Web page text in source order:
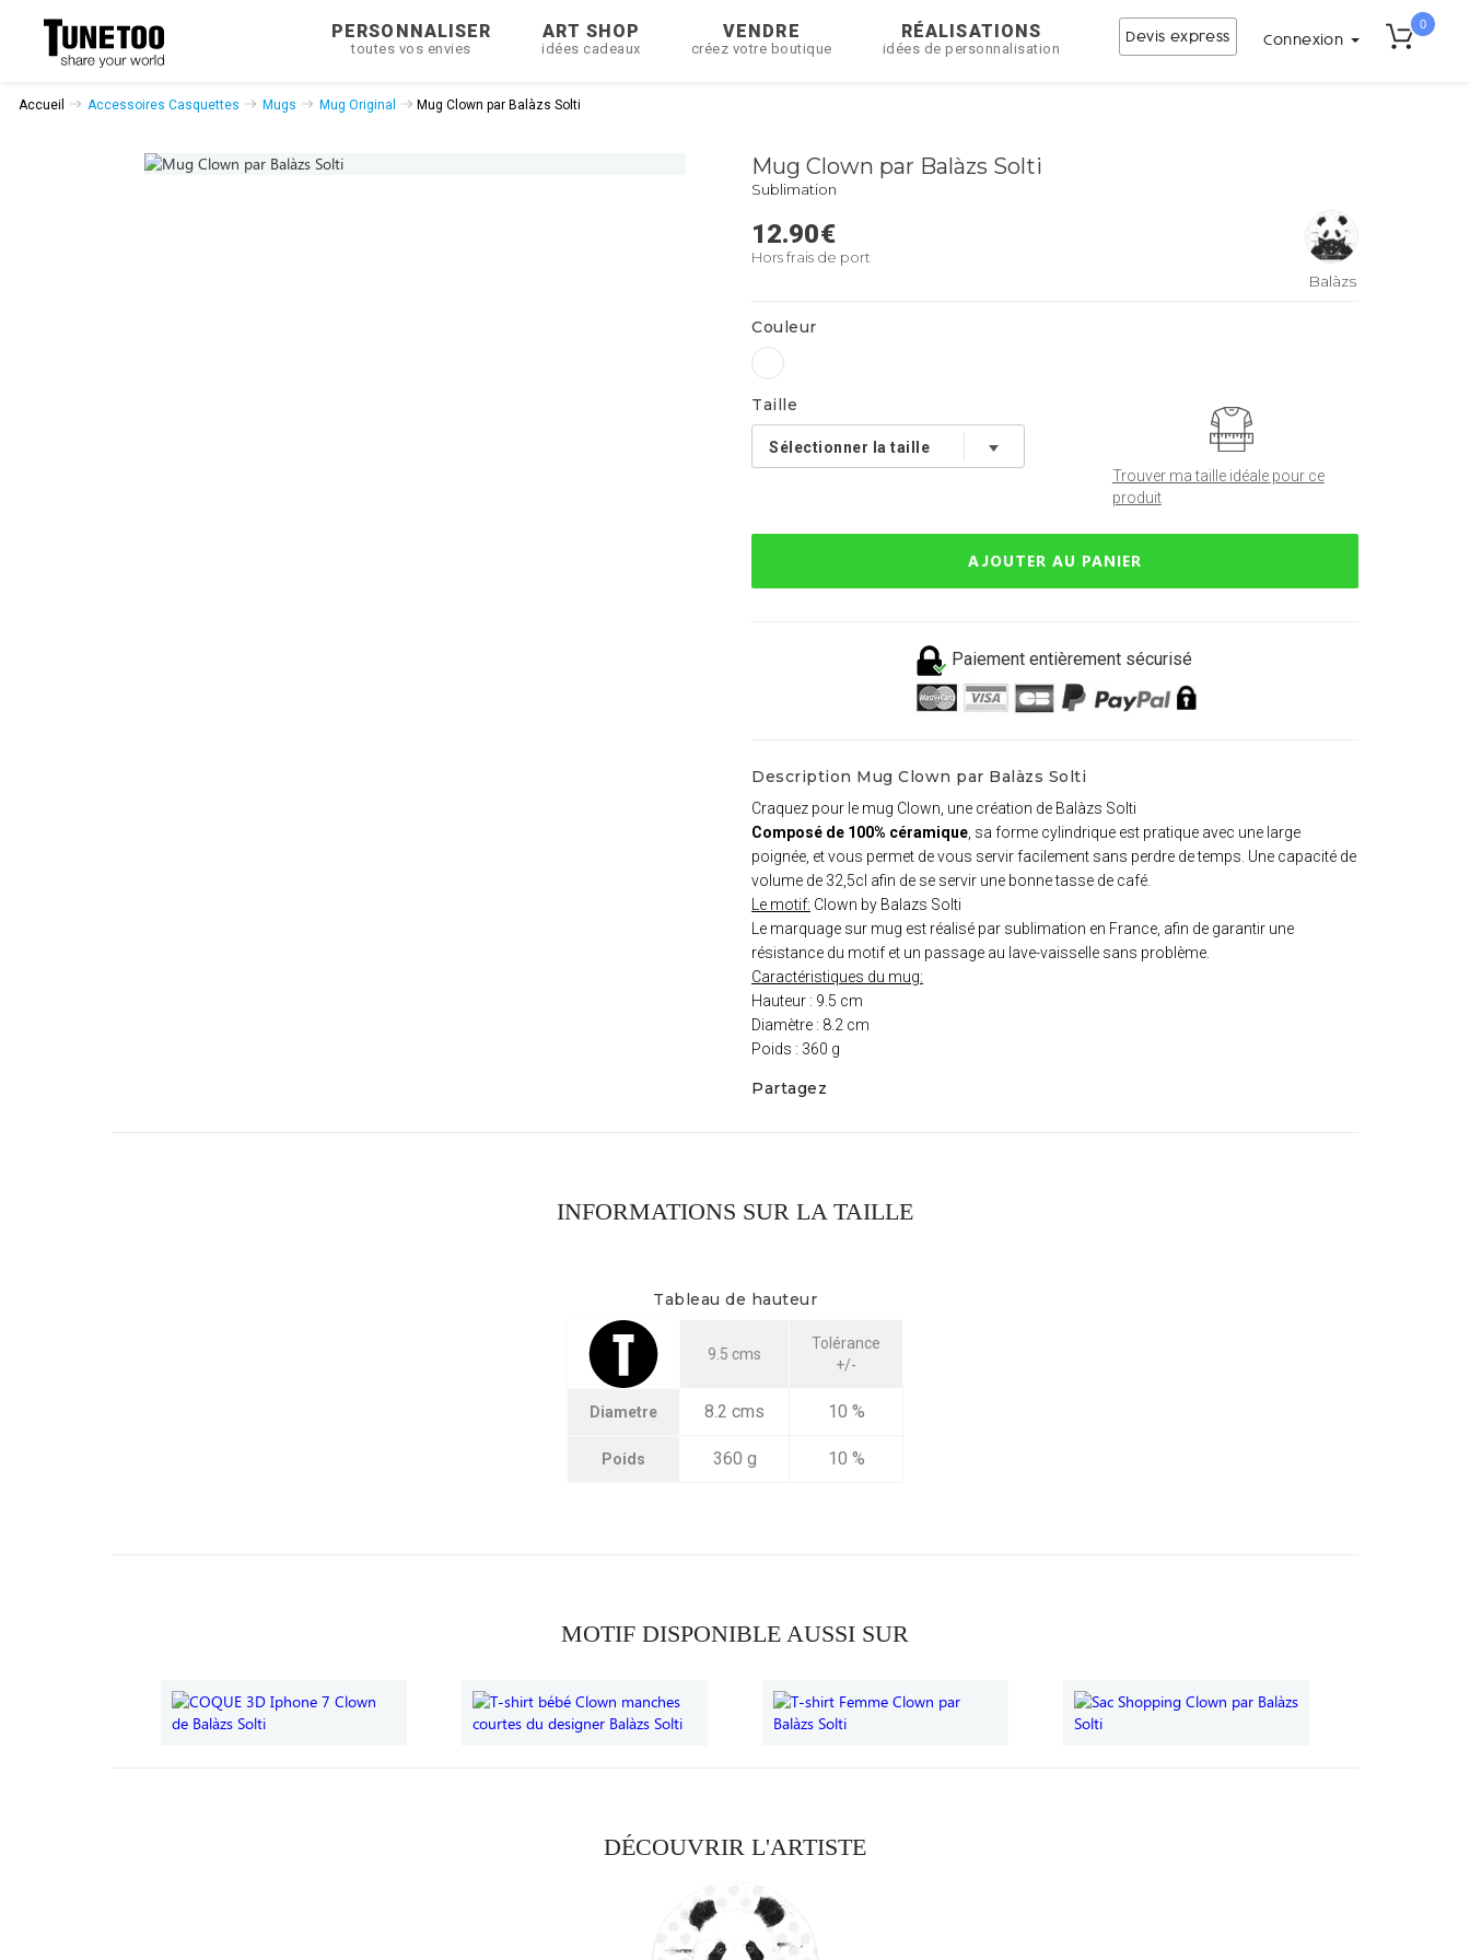
PERSONNALISER
toutes vos envies
ART SHOP
idées cadeaux
VENDRE
créez votre boutique
RÉALISATIONS
idées de personnalisation
Devis express Connexion
0
Accueil Accessoires Casquettes Mugs Mug Original Mug Clown par Balàzs Solti
Mug Clown par Balàzs Solti
Sublimation
12.90€
Hors frais de port
Balàzs
Couleur
Taille
Trouver ma taille idéale pour ce
produit
AJOUTER AU PANIER
Paiement entièrement sécurisé
Description Mug Clown par Balàzs Solti
Craquez pour le mug Clown, une création de Balàzs Solti
Composé de 100% céramique , sa forme cylindrique est pratique avec une large
poignée, et vous permet de vous servir facilement sans perdre de temps. Une capacité de
volume de 32,5cl afin de se servir une bonne tasse de café.
Le motif: Clown by Balazs Solti
Le marquage sur mug est réalisé par sublimation en France, afin de garantir une
résistance du motif et un passage au lave-vaisselle sans problème.
Caractéristiques du mug:
Hauteur : 9.5 cm
Diamètre : 8.2 cm
Poids : 360 g
Partagez
INFORMATIONS SUR LA TAILLE
Tableau de hauteur
9.5 cms
Tolérance
+/-
Diametre 8.2 cms 10 %
Poids 360 g 10 %
MOTIF DISPONIBLE AUSSI SUR
DÉCOUVRIR L'ARTISTE